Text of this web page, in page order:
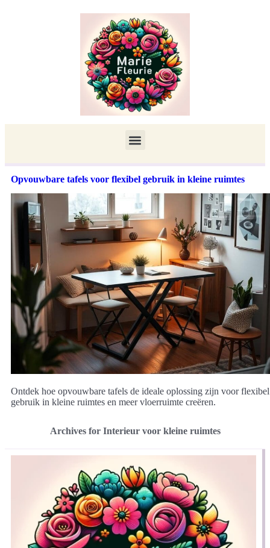
Opvouwbare tafels voor flexibel gebruik in kleine ruimtes
Ontdek hoe opvouwbare tafels de ideale oplossing zijn voor flexibel
gebruik in kleine ruimtes en meer vloerruimte creëren.
Archives for Interieur voor kleine ruimtes